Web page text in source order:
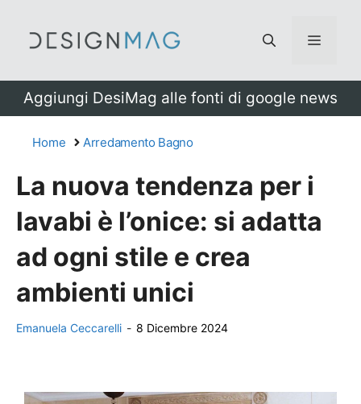
Menu
Aggiungi DesiMag alle fonti di google news
Home Arredamento Bagno
La nuova tendenza per i
lavabi è l’onice: si adatta
ad ogni stile e crea
ambienti unici
Emanuela Ceccarelli - 8 Dicembre 2024